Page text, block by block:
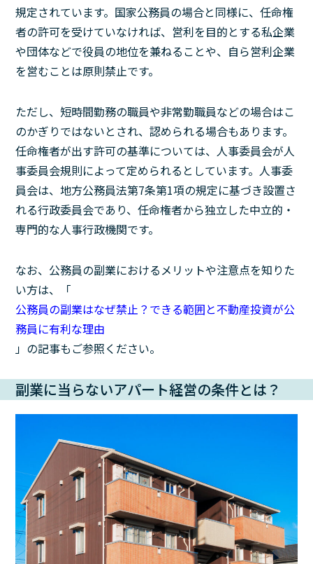
規定されています。国家公務員の場合と同様に、任命権
者の許可を受けていなければ、営利を目的とする私企業
や団体などで役員の地位を兼ねることや、自ら営利企業
を営むことは原則禁止です。
ただし、短時間勤務の職員や非常勤職員などの場合はこ
のかぎりではないとされ、認められる場合もあります。
任命権者が出す許可の基準については、人事委員会が人
事委員会規則によって定められるとしています。人事委
員会は、地方公務員法第7条第1項の規定に基づき設置さ
れる行政委員会であり、任命権者から独立した中立的・
専門的な人事行政機関です。
なお、公務員の副業におけるメリットや注意点を知りた
い方は、「
公務員の副業はなぜ禁止？できる範囲と不動産投資が公
務員に有利な理由
」の記事もご参照ください。
副業に当らないアパート経営の条件とは？